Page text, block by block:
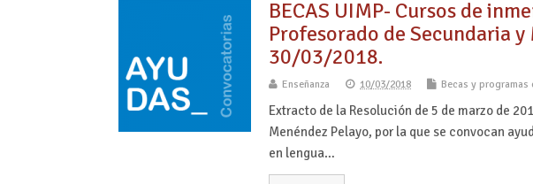
BECAS UIMP- Cursos de
Profesorado de Secundaria y
30/03/2018.
Enseñanza 10/03/2018 Becas y programas
Extracto de la Resolución de 5 de marzo de
Menéndez Pelayo, por la que se convocan
en lengua…